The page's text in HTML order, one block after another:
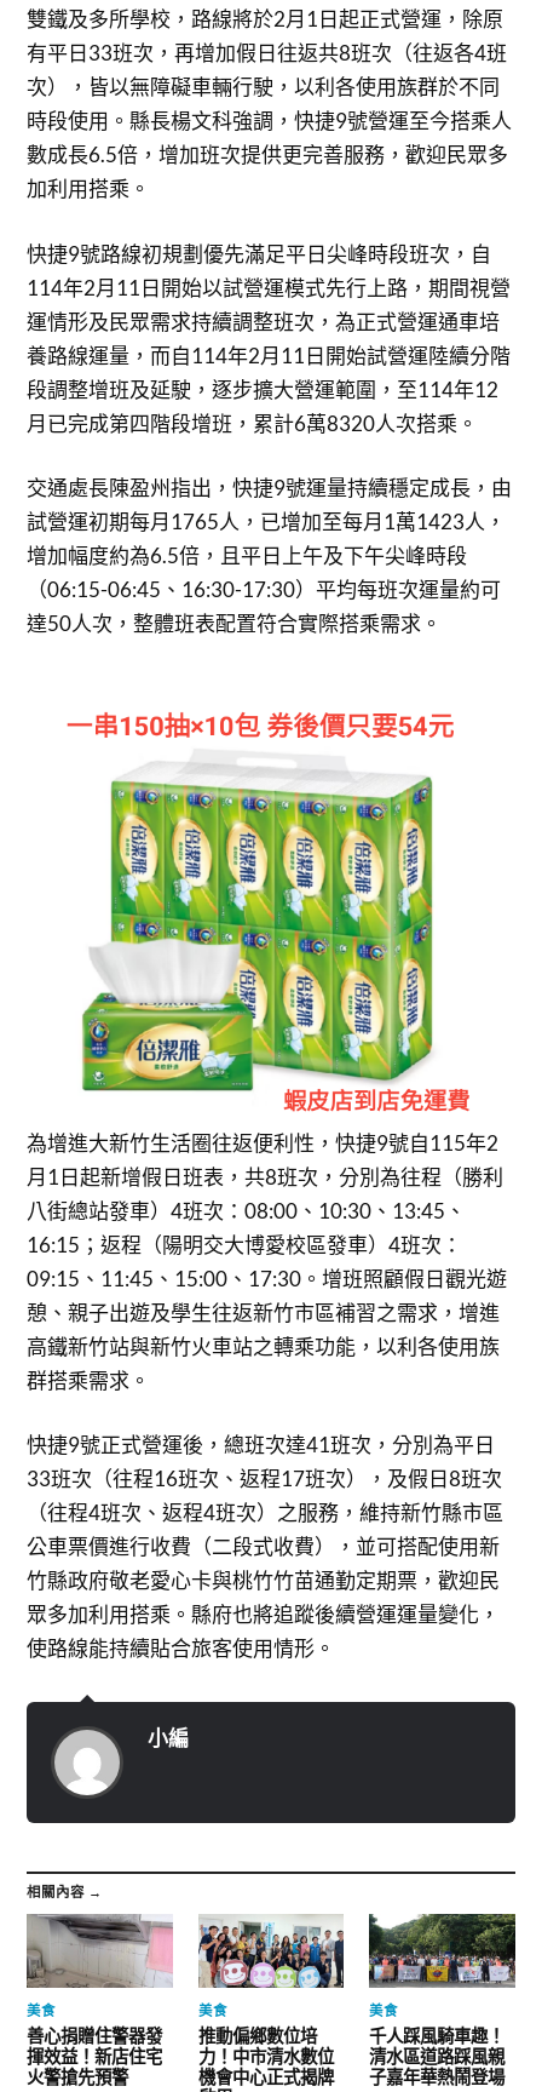
雙鐵及多所學校，路線將於2月1日起正式營運，除原
有平日33班次，再增加假日往返共8班次（往返各4班
次），皆以無障礙車輛行駛，以利各使用族群於不同
時段使用。縣長楊文科強調，快捷9號營運至今搭乘人
數成長6.5倍，增加班次提供更完善服務，歡迎民眾多
加利用搭乘。
快捷9號路線初規劃優先滿足平日尖峰時段班次，自
114年2月11日開始以試營運模式先行上路，期間視營
運情形及民眾需求持續調整班次，為正式營運通車培
養路線運量，而自114年2月11日開始試營運陸續分階
段調整增班及延駛，逐步擴大營運範圍，至114年12
月已完成第四階段增班，累計6萬8320人次搭乘。
交通處長陳盈州指出，快捷9號運量持續穩定成長，由
試營運初期每月1765人，已增加至每月1萬1423人，
增加幅度約為6.5倍，且平日上午及下午尖峰時段
（06:15-06:45、16:30-17:30）平均每班次運量約可
達50人次，整體班表配置符合實際搭乘需求。
為增進大新竹生活圈往返便利性，快捷9號自115年2
月1日起新增假日班表，共8班次，分別為往程（勝利
八街總站發車）4班次：08:00、10:30、13:45、
16:15；返程（陽明交大博愛校區發車）4班次：
09:15、11:45、15:00、17:30。增班照顧假日觀光遊
憩、親子出遊及學生往返新竹市區補習之需求，增進
高鐵新竹站與新竹火車站之轉乘功能，以利各使用族
群搭乘需求。
快捷9號正式營運後，總班次達41班次，分別為平日
33班次（往程16班次、返程17班次），及假日8班次
（往程4班次、返程4班次）之服務，維持新竹縣市區
公車票價進行收費（二段式收費），並可搭配使用新
竹縣政府敬老愛心卡與桃竹竹苗通勤定期票，歡迎民
眾多加利用搭乘。縣府也將追蹤後續營運運量變化，
使路線能持續貼合旅客使用情形。
小編
相關內容 →
美食
善心捐贈住警器發
揮效益！新店住宅
火警搶先預警
美食
推動偏鄉數位培
力！中市清水數位
機會中心正式揭牌
美食
千人踩風騎車趣！
清水區道路踩風親
子嘉年華熱鬧登場